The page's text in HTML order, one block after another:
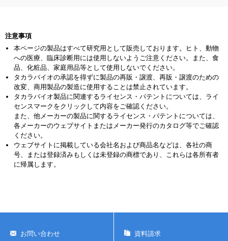
注意事項
本ページの製品はすべて研究用として販売しております。ヒト、動物
への医療、臨床診断用には使用しないようご注意ください。また、食
品、化粧品、家庭用品等として使用しないでください。
タカラバイオの承認を得ずに製品の再販・譲渡、再販・譲渡のための
改変、商用製品の製造に使用することは禁止されています。
タカラバイオ製品に関連するライセンス・パテントについては、ライ
センスマークをクリックして内容をご確認ください。
また、他メーカーの製品に関するライセンス・パテントについては、
各メーカーのウェブサイトまたはメーカー発行のカタログ等でご確認
ください。
ウェブサイトに掲載している会社名および商品名などは、各社の商
号、または登録済みもしくは未登録の商標であり、これらは各所有者
に帰属します。
お問い合わせ 資料請求